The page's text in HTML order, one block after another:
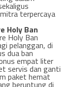
terpercaya
Holy Ban
Holy Ban
pelanggan, di
dua ban
empat liter
servis dan ganti
paket hemat
beruntung di